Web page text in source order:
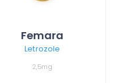
Femara
Letrozole
2,5mg